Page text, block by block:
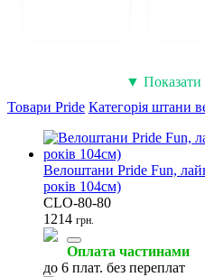
Міські велосипеди
(2)
▼ Показати
Товари Pride Категорія штани
Велоштани Pride Fun,
років 104см)
CLO-80-80
1214 грн.
Оплата частинами
до 6 плат. без переплат